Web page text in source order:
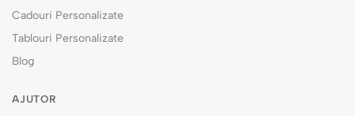
Cadouri Personalizate
Tablouri Personalizate
Blog
AJUTOR